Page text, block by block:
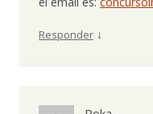
Responder ↓